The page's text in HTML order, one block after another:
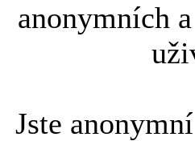
anonymních
Jste